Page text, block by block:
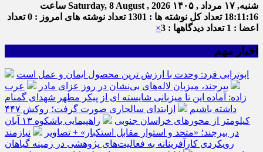
شنبه, ۱۷ مرداد , ۱۴۰۵ Saturday, 8 August , 2026 ساعت
18:11:17 تعداد کل نوشته ها : 1301 تعداد نوشته های امروز : 0
تعداد
اعضا : 1
تعداد دیدگاهها : 3 ×
اخبار مهم
ابوترابی فرد: وحدت با ارزش ترین محصول ایمان و عمل است
بیرجند، میزبان لاله‌های بی‌نشان در روز عزای مادر
عرب
زاده: آماده این تا میزبانی شایسته ای از پیکر مطهر شهدای گمنام
داشته باشیم
ازابتدای سالجاری صورت گرفت؛ روکش ۴۴۷
کیلومتر از محورهای خراسان جنوبی
راهپیمایی باشکوه ۱۳ آبان
در بیرجند؛ «متحد و استوار مقابل استکبار» + تصاویر
نیازمند
رویکردی کارآفرینانه به فعالیت‌های پژوهشی در زمینه گیاهان